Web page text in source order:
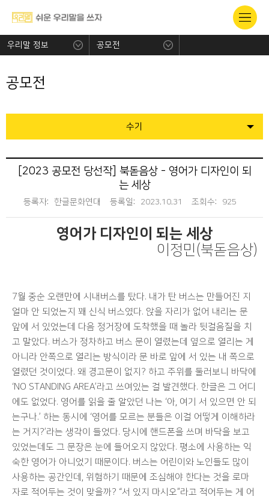
우리말 정보 공모전
공모전
수기
[2023 공모전 당선작] 북돋음상 - 영어가 디자인이 되
는 세상
등록자: 한글문화연대 등록일: 2023.10.31 조회수: 925
영어가 디자인이 되는 세상
이정민(북돋음상)
7월 중순 오랜만에 시내버스를 탔다. 내가 탄 버스는 만들어진 지
얼마 안 되었는지 꽤 신식 버스였다. 앉을 자리가 없어 내리는 문
앞에 서 있었는데 다음 정거장에 도착했을 때 놀라 뒷걸음질을 치
고 말았다. 버스가 정차하고 버스 문이 열렸는데 옆으로 열리는 게
아니라 안쪽으로 열리는 방식이라 문 바로 앞에 서 있는 내 쪽으로
열렸던 것이었다. 왜 경고문이 없지? 하고 주위를 둘러보니 바닥에
‘NO STANDING AREA’라고 쓰여있는 걸 발견했다. 한글은 그 어디
에도 없었다. 영어를 읽을 줄 알았던 나는 ‘아, 여기 서 있으면 안 되
는구나.’ 하는 동시에 ‘영어를 모르는 분들은 이걸 어떻게 이해하라
는 거지?’라는 생각이 들었다. 당시에 핸드폰을 쓰며 바닥을 보고
있었는데도 그 문장은 눈에 들어오지 않았다. 평소에 사용하는 익
숙한 영어가 아니었기 때문이다. 버스는 어린이와 노인들도 많이
사용하는 공간인데, 위험하기 때문에 조심해야 한다는 것을 로마
자로 적어두는 것이 맞을까? “서 있지 마시오”라고 적어두는 게 어